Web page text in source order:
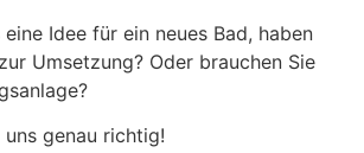
Idee für ein neues Bad, haben
Umsetzung? Oder brauchen Sie
genau richtig!